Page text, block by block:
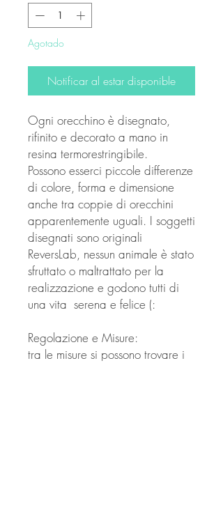
Agotado
Notificar al estar disponible
Ogni orecchino è disegnato,
rifinito e decorato a mano in
resina termorestringibile.
Possono esserci piccole differenze
di colore, forma e dimensione
anche tra coppie di orecchini
apparentemente uguali. I soggetti
disegnati sono originali
ReversLab, nessun animale è stato
sfruttato o maltrattato per la
realizzazione e godono tutti di
una vita serena e felice (:
Regolazione e Misure:
tra le misure si possono trovare i